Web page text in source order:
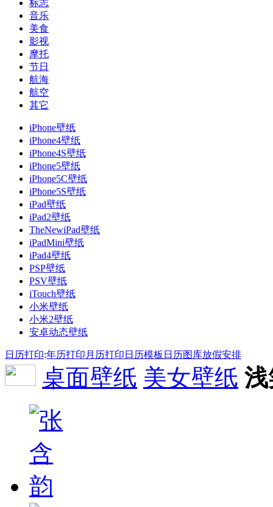
标志
音乐
美食
影视
摩托
节日
航海
航空
其它
iPhone壁纸
iPhone4壁纸
iPhone4S壁纸
iPhone5壁纸
iPhone5C壁纸
iPhone5S壁纸
iPad壁纸
iPad2壁纸
TheNewiPad壁纸
iPadMini壁纸
iPad4壁纸
PSP壁纸
PSV壁纸
iTouch壁纸
小米壁纸
小米2壁纸
安卓动态壁纸
日历打印:年历打印 月历打印 日历模板 日历图库放假安排
桌面壁纸 美女壁纸